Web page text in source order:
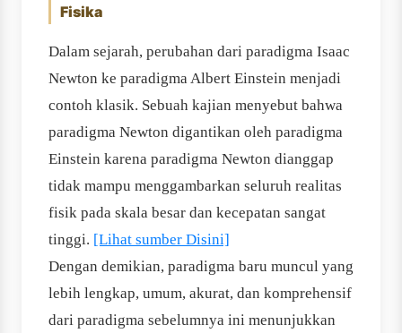
Fisika
Dalam sejarah, perubahan dari paradigma Isaac
Newton ke paradigma Albert Einstein menjadi
contoh klasik. Sebuah kajian menyebut bahwa
paradigma Newton digantikan oleh paradigma
Einstein karena paradigma Newton dianggap
tidak mampu menggambarkan seluruh realitas
fisik pada skala besar dan kecepatan sangat
tinggi. [Lihat sumber Disini]
Dengan demikian, paradigma baru muncul yang
lebih lengkap, umum, akurat, dan komprehensif
dari paradigma sebelumnya ini menunjukkan